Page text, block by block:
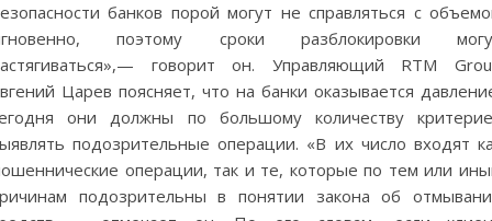
банков порой могут не справляться с
поэтому сроки разблокировки
говорит он. Управляющий RTM
Царев поясняет, что на банки оказывается
они должны по большому количеству
подозрительные операции. «В их число входят
операции, так и те, которые по тем или
подозрительны в понятии закона об